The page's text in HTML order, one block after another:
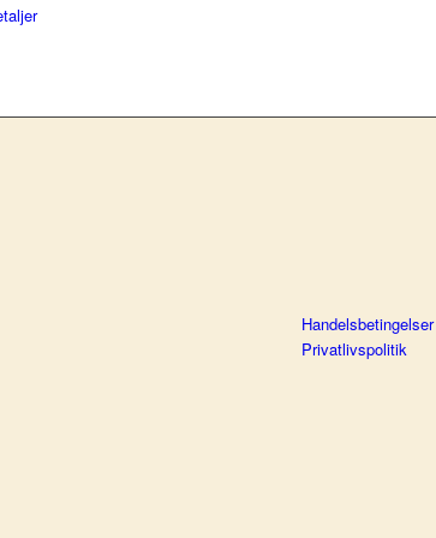
Handelsbetingelser
Privatlivspolitik